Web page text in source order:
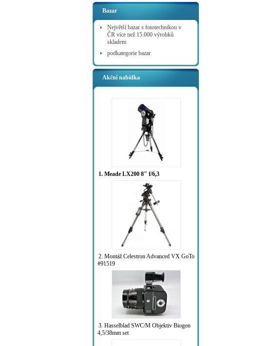
Bazar
Největší bazar s fototechnikou v
ČR více než 15.000 výrobků
skladem
podkategorie bazar
Akční nabídka
1. Meade LX200 8" f/6,3
2. Montáž Celestron Advanced VX GoTo
#91519
3. Hasselblad SWC/M Objektiv Biogon
4,5/38mm set